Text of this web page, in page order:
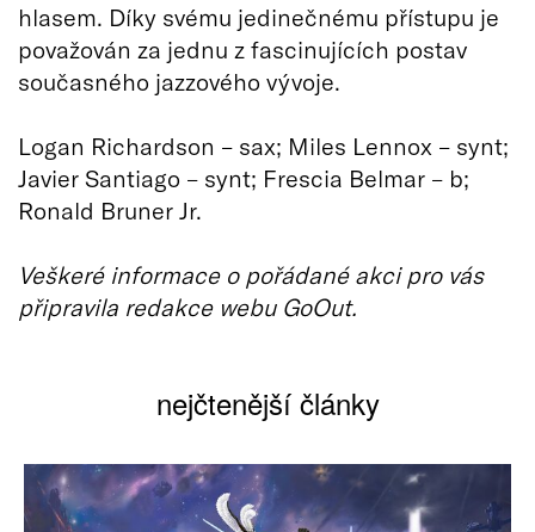
hlasem. Díky svému jedinečnému přístupu je
považován za jednu z fascinujících postav
současného jazzového vývoje.
Logan Richardson – sax; Miles Lennox – synt;
Javier Santiago – synt; Frescia Belmar – b;
Ronald Bruner Jr.
Veškeré informace o pořádané akci pro vás
připravila redakce webu GoOut.
nejčtenější články